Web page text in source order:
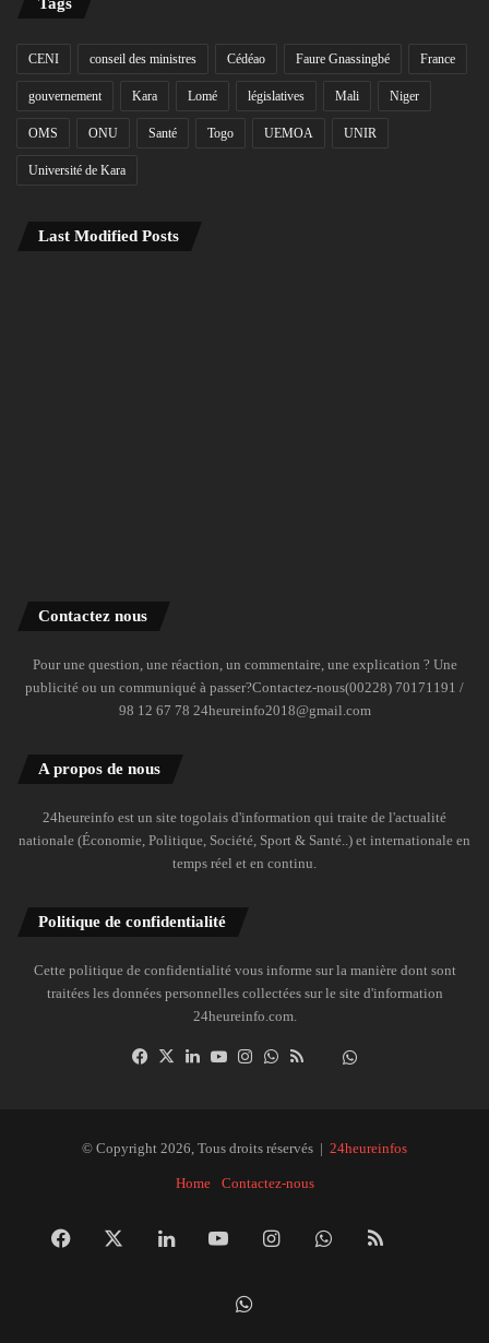
CENI conseil des ministres Cédéao Faure Gnassingbé France
gouvernement Kara Lomé législatives Mali Niger
OMS ONU Santé Togo UEMOA UNIR
Université de Kara
Last Modified Posts
Contactez nous
Pour une question, une réaction, un commentaire, une explication ? Une
publicité ou un communiqué à passer?Contactez-nous(00228) 70171191 /
98 12 67 78 24heureinfo2018@gmail.com
A propos de nous
24heureinfo est un site togolais d'information qui traite de l'actualité
nationale (Économie, Politique, Société, Sport & Santé..) et internationale en
temps réel et en continu.
Politique de confidentialité
Cette politique de confidentialité vous informe sur la manière dont sont
traitées les données personnelles collectées sur le site d'information
24heureinfo.com.
Facebook
X LinkedinYouTubeInstagramWhatsAppDailymotion
© Copyright 2026, Tous droits réservés | 24heureinfos
Home Contactez-nous
Facebook LinkedinYouTubeInstagramWhatsApp
RSS